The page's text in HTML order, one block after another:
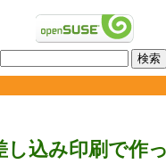
込み印刷で作